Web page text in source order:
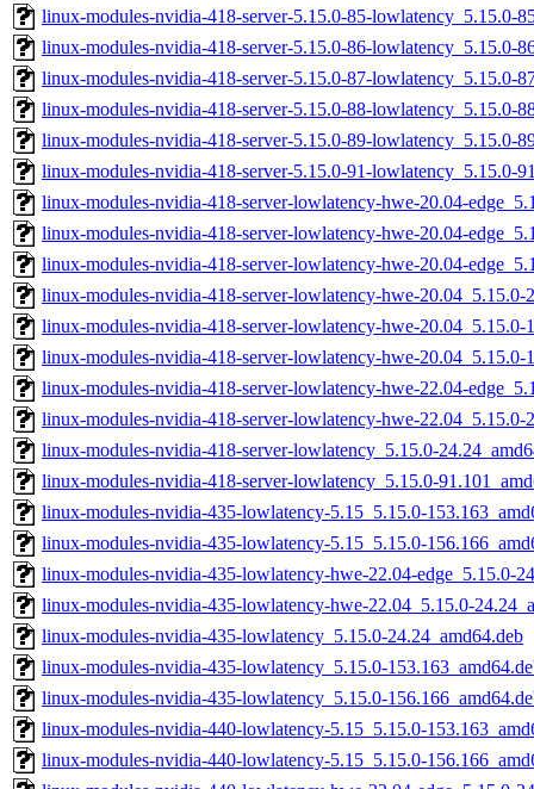
linux-modules-nvidia-418-server-5.15.0-85-lowlatency_5.15.0-
linux-modules-nvidia-418-server-5.15.0-86-lowlatency_5.15.0-
linux-modules-nvidia-418-server-5.15.0-87-lowlatency_5.15.0-
linux-modules-nvidia-418-server-5.15.0-88-lowlatency_5.15.0-
linux-modules-nvidia-418-server-5.15.0-89-lowlatency_5.15.0-
linux-modules-nvidia-418-server-5.15.0-91-lowlatency_5.15.0-
linux-modules-nvidia-418-server-lowlatency-hwe-20.04-
linux-modules-nvidia-418-server-lowlatency-hwe-20.04-
linux-modules-nvidia-418-server-lowlatency-hwe-20.04-
linux-modules-nvidia-418-server-lowlatency-hwe-20.04_5.15.0-
linux-modules-nvidia-418-server-lowlatency-hwe-20.04_5.15.0-
linux-modules-nvidia-418-server-lowlatency-hwe-20.04_5.15.0-
linux-modules-nvidia-418-server-lowlatency-hwe-22.04-
linux-modules-nvidia-418-server-lowlatency-hwe-22.04_5.15.0-
linux-modules-nvidia-418-server-lowlatency_5.15.0-
linux-modules-nvidia-418-server-lowlatency_5.15.0-
linux-modules-nvidia-435-lowlatency-5.15_5.15.0-
linux-modules-nvidia-435-lowlatency-5.15_5.15.0-
linux-modules-nvidia-435-lowlatency-hwe-22.04-edge_5.15.0-
linux-modules-nvidia-435-lowlatency-hwe-22.04_5.15.0-
linux-modules-nvidia-435-lowlatency_5.15.0-24.24_amd64.deb
linux-modules-nvidia-435-lowlatency_5.15.0-
linux-modules-nvidia-435-lowlatency_5.15.0-
linux-modules-nvidia-440-lowlatency-5.15_5.15.0-
linux-modules-nvidia-440-lowlatency-5.15_5.15.0-